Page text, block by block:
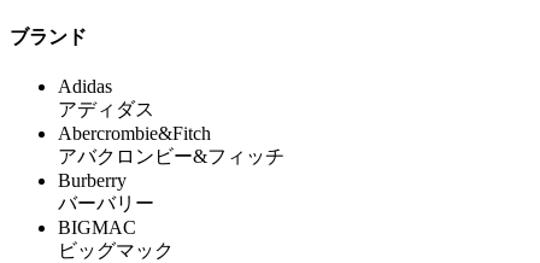
ブランド
Adidas
アディダス
Abercrombie&Fitch
アバクロンビー&フィッチ
Burberry
バーバリー
BIGMAC
ビッグマック